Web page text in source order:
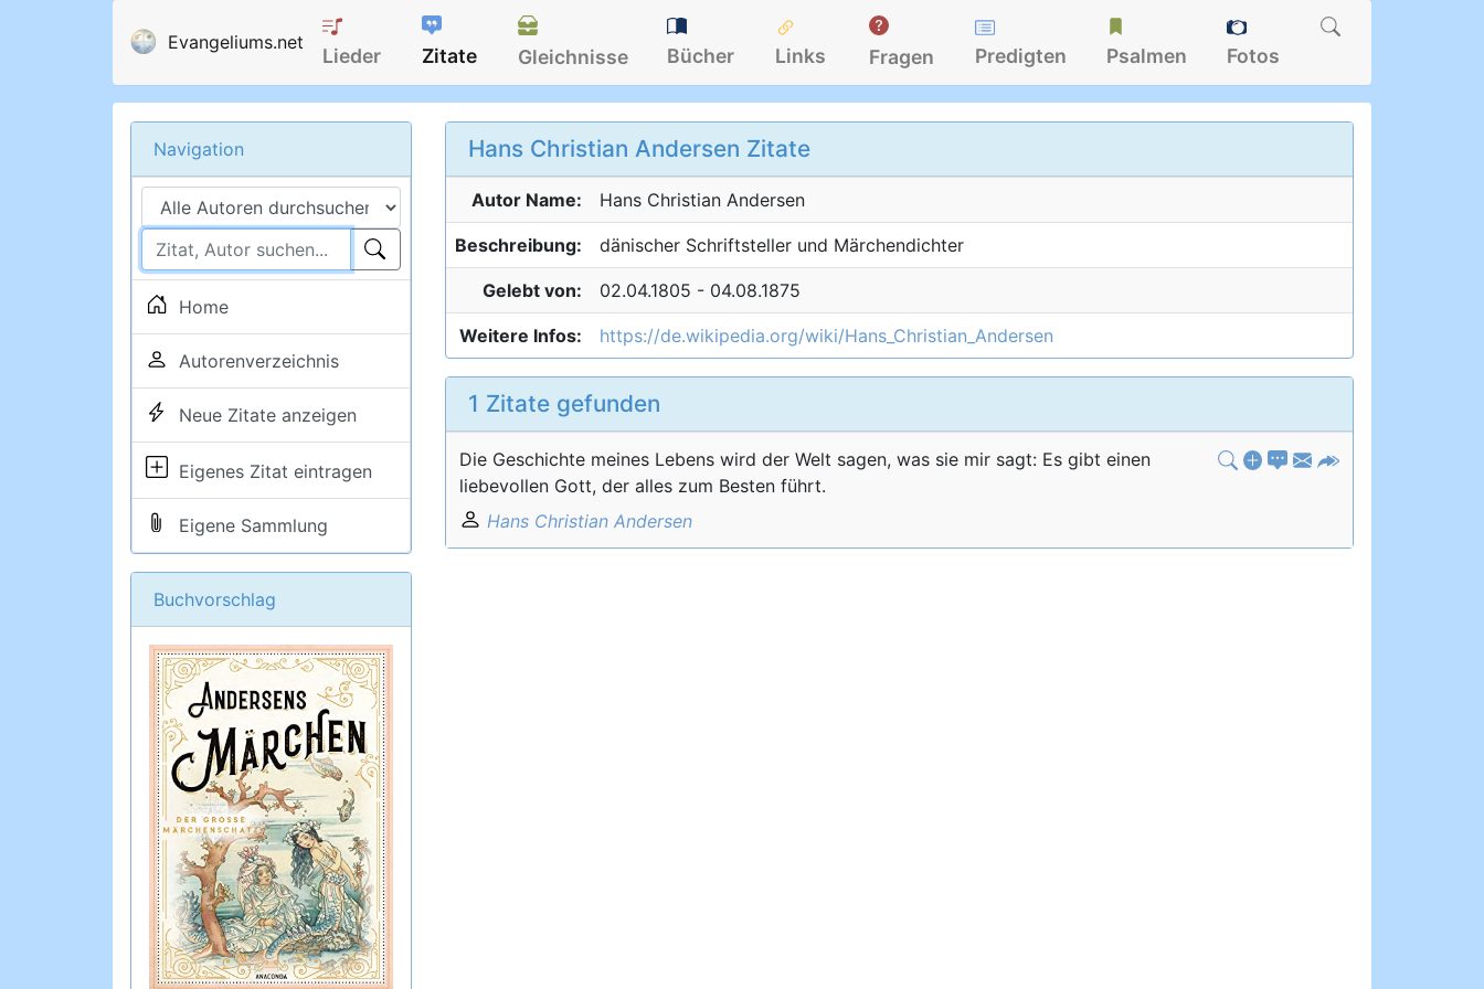
Evangeliums.net
Lieder Zitate Gleichnisse Bücher Links Fragen Predigten Psalmen Fotos
Navigation
Home
Autorenverzeichnis
Neue Zitate anzeigen
Eigenes Zitat eintragen
Eigene Sammlung
Buchvorschlag
Hans Christian Andersen Zitate
Autor Name: Hans Christian Andersen
Beschreibung: dänischer Schriftsteller und Märchendichter
Gelebt von: 02.04.1805 - 04.08.1875
Weitere Infos: https://de.wikipedia.org/wiki/Hans_Christian_Andersen
1 Zitate gefunden
Die Geschichte meines Lebens wird der Welt sagen, was sie mir sagt: Es gibt einen
liebevollen Gott, der alles zum Besten führt.
Hans Christian Andersen